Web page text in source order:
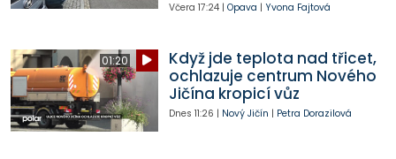
Včera 17:24| Opava | Yvona Fajtová
01:20
Když jde teplota nad třicet,
ochlazuje centrum Nového
Jičína kropicí vůz
Dnes 11:26 | Nový Jičín | Petra Dorazilová